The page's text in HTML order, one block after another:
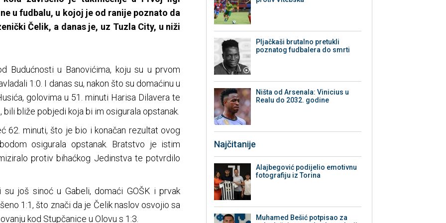
u fudbalu, u kojoj je od ranije poznato da
Čelik, a danas je, uz Tuzla City, u niži
Budućnosti u Banovićima, koju su u prvom
1:0. I danas su, nakon što su domaćinu u
golovima u 51. minuti Harisa Dilavera te
bliže pobjedi koja bi im osigurala opstanak.
62. minuti, što je bio i konačan rezultat ovog
osigurala opstanak. Bratstvo je istim
protiv bihaćkog Jedinstva te potvrdilo
još sinoć u Gabeli, domaći GOŠK i prvak
1:1, što znači da je Čelik naslov osvojio sa
kod Stupčanice u Olovu s 1:3.
Pljačkaši brutalno pretukli
poznatog fudbalera do smrti
Ništa od Arsenala: Vinicius u
Realu do 2032. godine
Najčitanije
Alajbegović podijelio emotivnu
fotografiju iz Torina
Muhamed Bešić potpisao za